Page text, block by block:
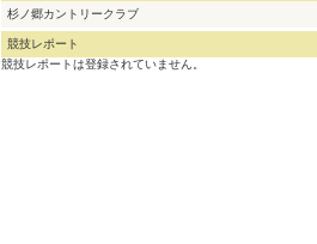
杉ノ郷カントリークラブ
競技レポート
競技レポートは登録されていません。